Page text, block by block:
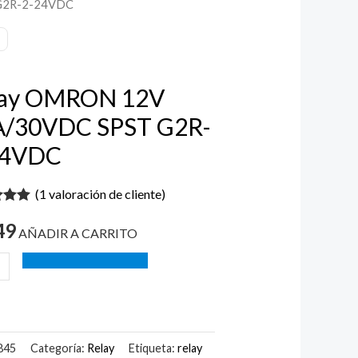
2-24VDC
OMRON 12V
30VDC SPST G2R-
en
de
(1 valoración de cliente)
AÑADIR A CARRITO
Categoría: Relay Etiqueta:relay